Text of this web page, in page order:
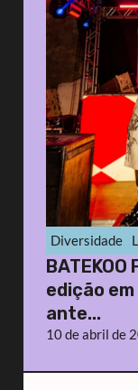
Diversidade
edição
ante...
10 de abril de